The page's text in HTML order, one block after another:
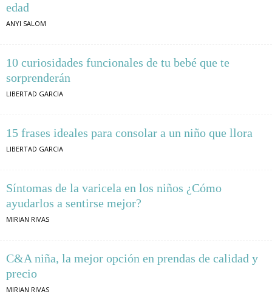
edad
ANYI SALOM
10 curiosidades funcionales de tu bebé que te
sorprenderán
LIBERTAD GARCIA
15 frases ideales para consolar a un niño que llora
LIBERTAD GARCIA
Síntomas de la varicela en los niños ¿Cómo
ayudarlos a sentirse mejor?
MIRIAN RIVAS
C&A niña, la mejor opción en prendas de calidad y
precio
MIRIAN RIVAS